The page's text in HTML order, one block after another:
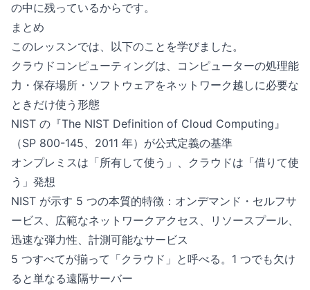
の中に残っているからです。
まとめ
このレッスンでは、以下のことを学びました。
クラウドコンピューティングは、コンピューターの処理能
力・保存場所・ソフトウェアをネットワーク越しに必要な
ときだけ使う形態
NIST の『The NIST Definition of Cloud Computing』
（SP 800-145、2011 年）が公式定義の基準
オンプレミスは「所有して使う」、クラウドは「借りて使
う」発想
NIST が示す 5 つの本質的特徴：オンデマンド・セルフサ
ービス、広範なネットワークアクセス、リソースプール、
迅速な弾力性、計測可能なサービス
5 つすべてが揃って「クラウド」と呼べる。1 つでも欠け
ると単なる遠隔サーバー